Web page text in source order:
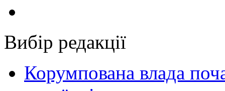
Вибір редакції
Корумпована влада